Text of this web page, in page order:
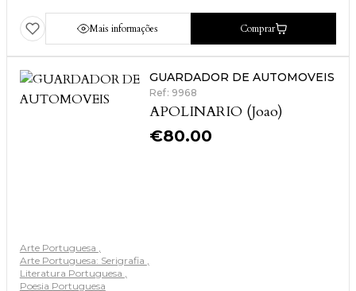
Mais informações Comprar
GUARDADOR DE AUTOMOVEIS
Ref: 9968
APOLINARIO (Joao)
€80.00
Arte Portuguesa
Arte Portuguesa: Serigrafia
Literatura Portuguesa
Poesia Portuguesa